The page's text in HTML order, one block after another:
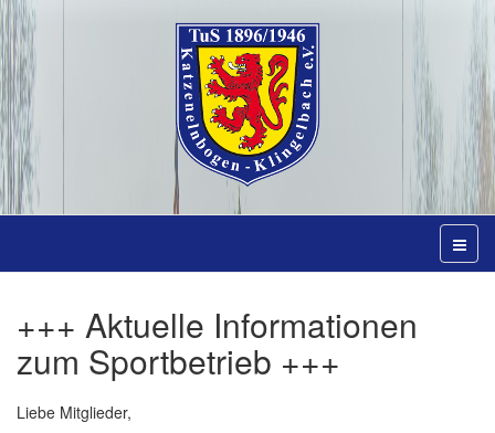
+++ Aktuelle Informationen
zum Sportbetrieb +++
Liebe Mitglieder,